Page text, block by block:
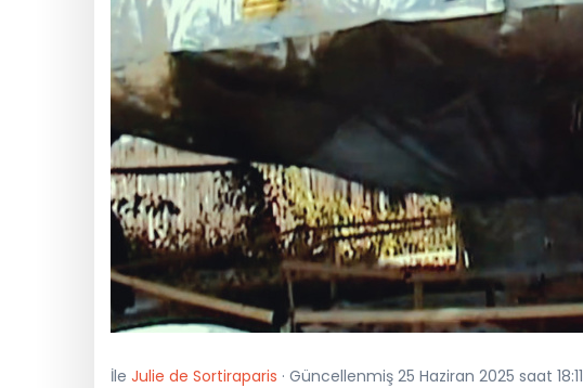
İle Julie de Sortiraparis · Güncellenmiş 25 Haziran 2025 saat 18:11